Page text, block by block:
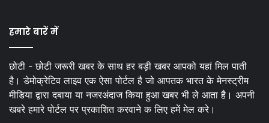
हमारे बारें में
छोटी - छोटी जरूरी खबर के साथ हर बड़ी खबर आपको यहां मिल पाती
है। डेमोक्रेटिव लाइव एक ऐसा पोर्टल है जो आपतक भारत के मेनस्ट्रीम
मीडिया द्वारा दबाया या नजरअंदाज किया हुआ खबर भी ले आता है। अपनी
खबरे हमारे पोर्टल पर प्रकाशित करवाने क लिए हमें मेल करे।